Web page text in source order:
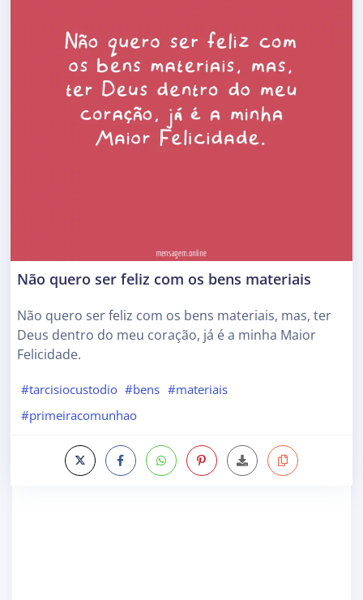
Não quero ser feliz com os bens materiais
Não quero ser feliz com os bens materiais, mas, ter
Deus dentro do meu coração, já é a minha Maior
Felicidade.
#tarcisiocustodio #bens #materiais
#primeiracomunhao